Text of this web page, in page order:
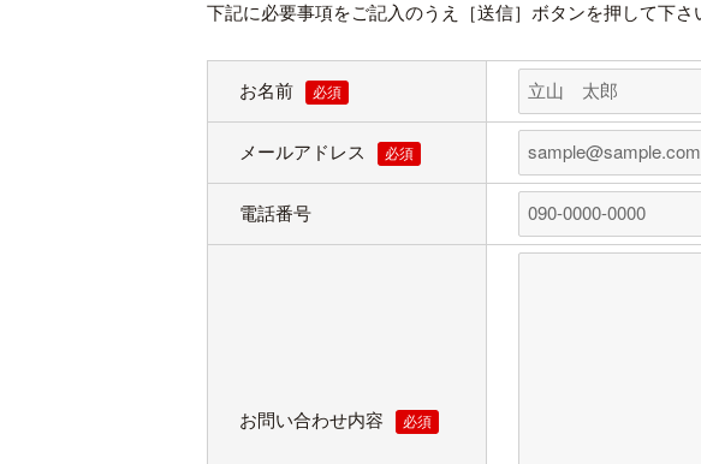
下記に必要事項をご記入のうえ［送信］ボタンを押して下さ
お名前 必須
メールアドレス 必須
電話番号
お問い合わせ内容 必須